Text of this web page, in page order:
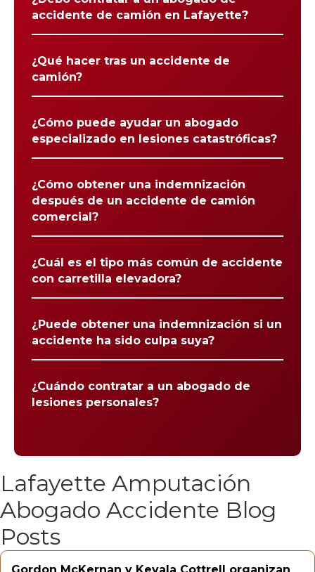
accidente de camión en Lafayette?
¿Qué hacer tras un accidente de
camión?
¿Cómo puede ayudar un abogado
especializado en lesiones catastróficas?
¿Cómo obtener una indemnización
después de un accidente de camión
comercial?
¿Cuál es el tipo más común de accidente
con carretilla elevadora?
¿Puede obtener una indemnización si un
accidente ha sido culpa suya?
¿Cuándo contratar a un abogado de
lesiones personales?
Lafayette Amputación
Abogado Accidente Blog
Posts
Gordon McKernan y Keyala Cottrell organizan